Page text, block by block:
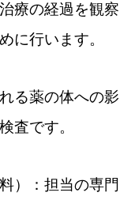
療の経過を観察
に行います。
る薬の体への影
査です。
）：担当の専門